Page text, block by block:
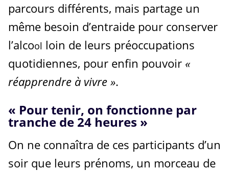
parcours différents, mais partage un
même besoin d’entraide pour conserver
l’alcool loin de leurs préoccupations
quotidiennes, pour enfin pouvoir «
réapprendre à vivre ».
« Pour tenir, on fonctionne par
tranche de 24 heures »
On ne connaîtra de ces participants d’un
soir que leurs prénoms, un morceau de